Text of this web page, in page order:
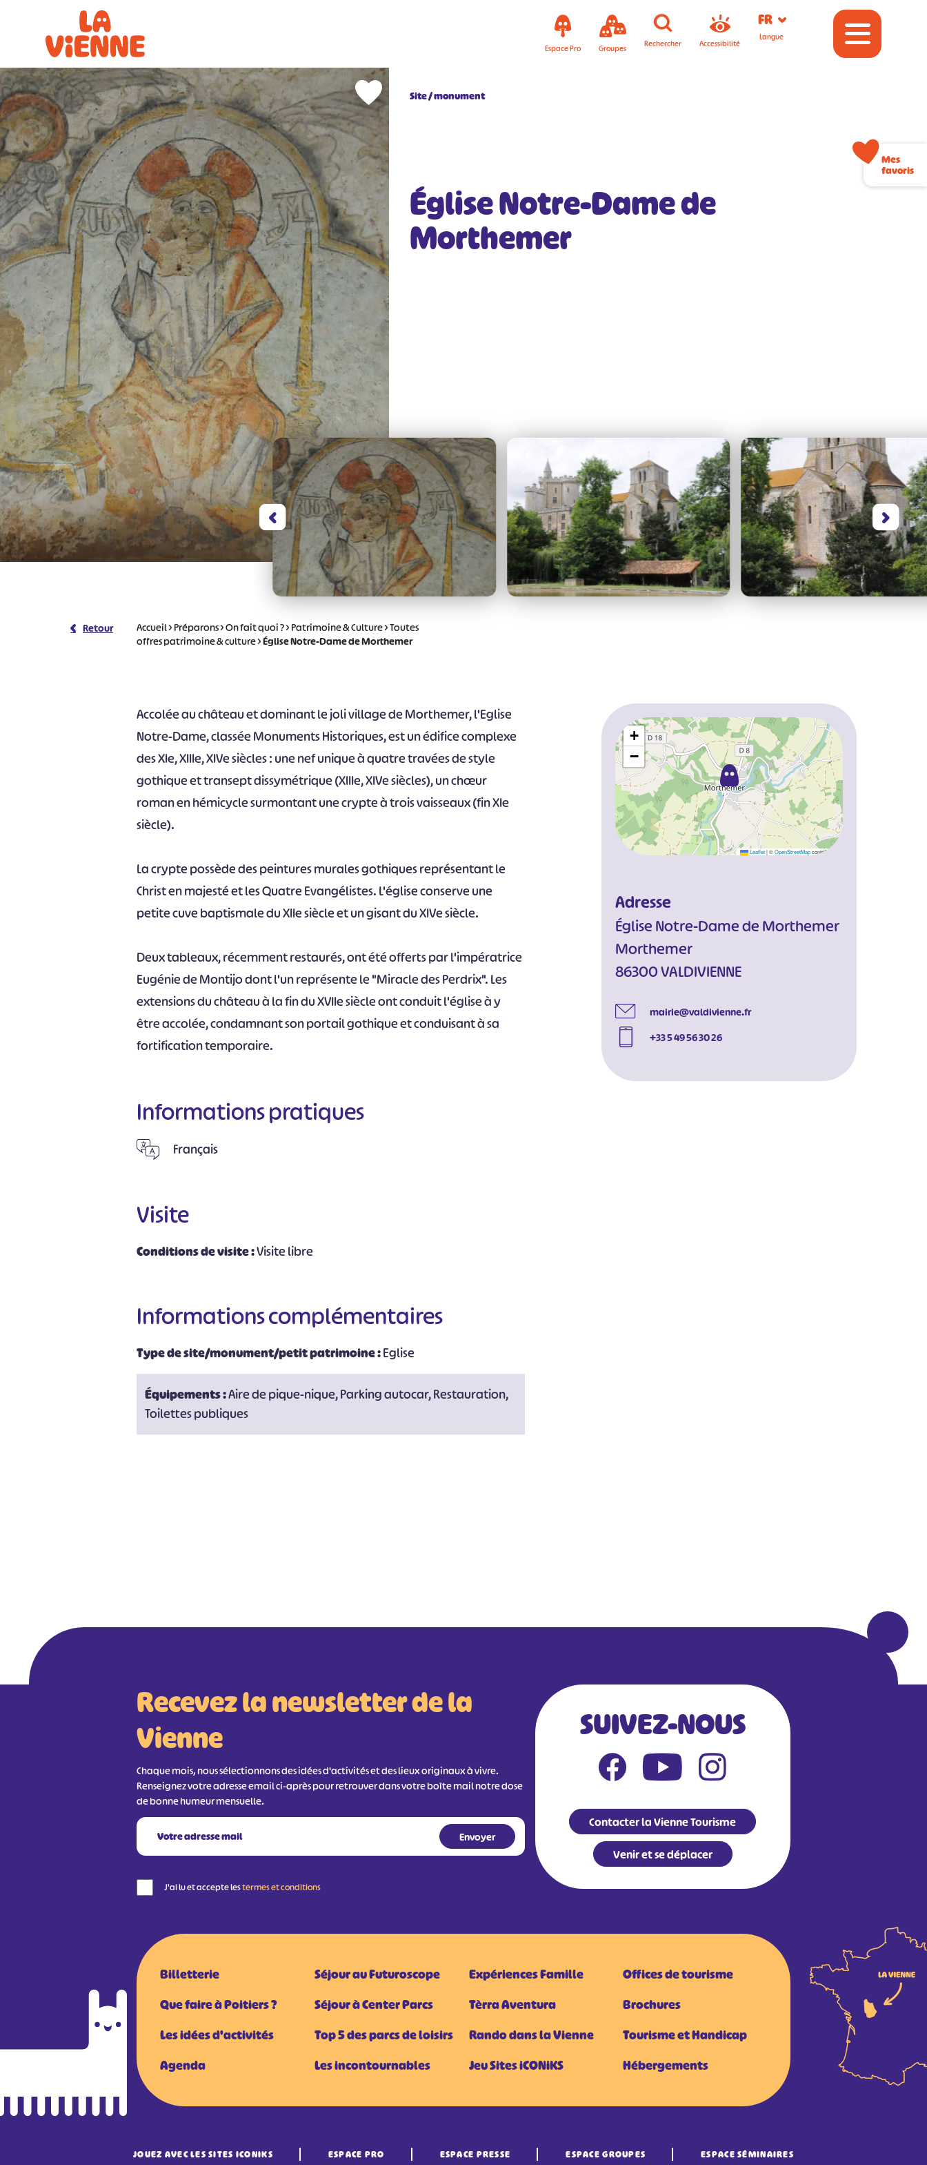
Espace Pro Groupes Rechercher Accessibilité
FR
Langue
Site / monument
Église Notre-Dame de
Morthemer
Retour Accueil>Préparons>On fait quoi ?>Patrimoine & Culture>Toutes
offres patrimoine & culture>Église Notre-Dame de Morthemer
Accolée au château et dominant le joli village de Morthemer, l'Eglise
Notre-Dame, classée Monuments Historiques, est un édifice complexe
des XIe, XIIIe, XIVe siècles : une nef unique à quatre travées de style
gothique et transept dissymétrique (XIIIe, XIVe siècles), un chœur
roman en hémicycle surmontant une crypte à trois vaisseaux (fin XIe
siècle).
La crypte possède des peintures murales gothiques représentant le
Christ en majesté et les Quatre Evangélistes. L'église conserve une
petite cuve baptismale du XIIe siècle et un gisant du XIVe siècle.
Deux tableaux, récemment restaurés, ont été offerts par l'impératrice
Eugénie de Montijo dont l'un représente le "Miracle des Perdrix". Les
extensions du château à la fin du XVIIe siècle ont conduit l'église à y
être accolée, condamnant son portail gothique et conduisant à sa
fortification temporaire.
Informations pratiques
Français
Visite
Conditions de visite :Visite libre
Informations complémentaires
Type de site/monument/petit patrimoine :Eglise
Équipements :Aire de pique-nique, Parking autocar, Restauration,
Toilettes publiques
+
−
Leaflet|©OpenStreetMapcontributors
Adresse
Église Notre-Dame de Morthemer
Morthemer
86300 VALDIVIENNE
mairie@valdivienne.fr
+33 5 49 56 30 26
Recevez la newsletter de la
Vienne
Chaque mois, nous sélectionnons des idées d'activités et des lieux originaux à vivre.
Renseignez votre adresse email ci-après pour retrouver dans votre boîte mail notre dose
de bonne humeur mensuelle.
J'ai lu et accepte lestermes et conditions
SUIVEZ-NOUS
Contacter la Vienne Tourisme
Venir et se déplacer
Billetterie
Que faire à Poitiers ?
Les idées d'activités
Agenda
Séjour au Futuroscope
Séjour à Center Parcs
Top 5 des parcs de loisirs
Les incontournables
Expériences Famille
Tèrra Aventura
Rando dans la Vienne
Jeu Sites iCONiKS
Offices de tourisme
Brochures
Tourisme et Handicap
Hébergements
JOUEZ AVEC LES SITES ICONIKS ESPACE PRO ESPACE PRESSE ESPACE GROUPES ESPACE SÉMINAIRES
# #
Mes
favoris
Panneau de gestion des cookies